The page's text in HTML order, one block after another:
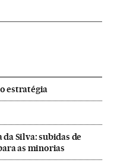
estratégia
Silva: subidas de
as minorias